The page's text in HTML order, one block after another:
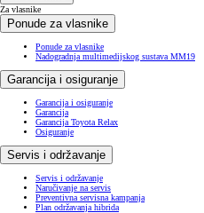
Za vlasnike
Ponude za vlasnike
Ponude za vlasnike
Nadogradnja multimedijskog sustava MM19
Garancija i osiguranje
Garancija i osiguranje
Garancija
Garancija Toyota Relax
Osiguranje
Servis i održavanje
Servis i održavanje
Naručivanje na servis
Preventivna servisna kampanja
Plan održavanja hibrida